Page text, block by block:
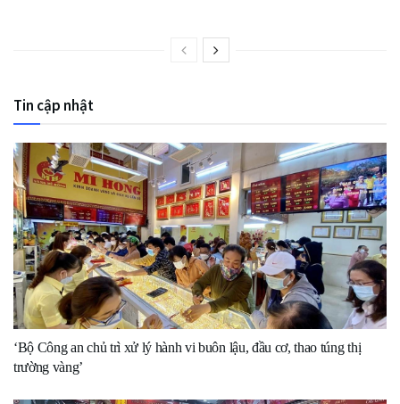
Tin cập nhật
‘Bộ Công an chủ trì xử lý hành vi buôn lậu, đầu cơ, thao túng thị
trường vàng’